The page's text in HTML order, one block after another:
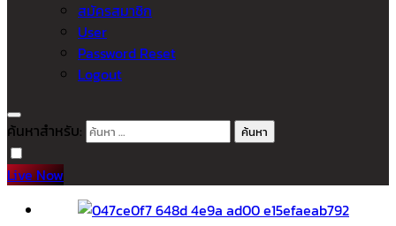
สมัครสมาชิก
User
Password Reset
Logout
ค้นหาสำหรับ:
Live Now